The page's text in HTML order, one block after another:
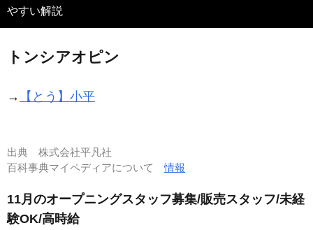
やすい解説
トンシアオピン
→ 【とう】小平
出典 株式会社平凡社
百科事典マイペディアについて情報
11月のオープニングスタッフ募集/販売スタッフ/未経
験OK/高時給